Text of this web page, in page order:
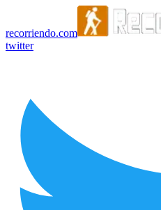
recorriendo.com
twitter